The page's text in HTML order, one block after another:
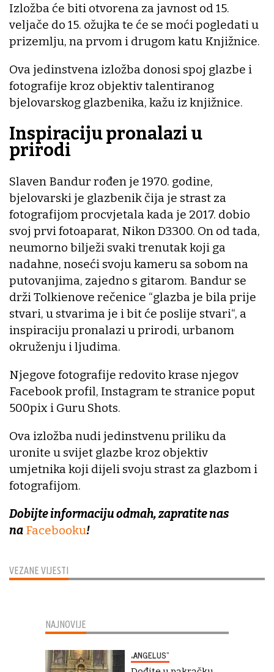
VEZANE VIJESTI
Izložba će biti otvorena za javnost od 15.
veljače do 15. ožujka te će se moći pogledati u
prizemlju, na prvom i drugom katu Knjižnice.
Ova jedinstvena izložba donosi spoj glazbe i
fotografije kroz objektiv talentiranog
bjelovarskog glazbenika, kažu iz knjižnice.
Inspiraciju pronalazi u
prirodi
Slaven Bandur rođen je 1970. godine,
bjelovarski je glazbenik čija je strast za
fotografijom procvjetala kada je 2017. dobio
svoj prvi fotoaparat, Nikon D3300. On od tada,
neumorno bilježi svaki trenutak koji ga
nadahne, noseći svoju kameru sa sobom na
putovanjima, zajedno s gitarom. Bandur se
drži Tolkienove rečenice “glazba je bila prije
stvari, u stvarima je i bit će poslije stvari“, a
inspiraciju pronalazi u prirodi, urbanom
okruženju i ljudima.
Njegove fotografije redovito krase njegov
Facebook profil, Instagram te stranice poput
500pix i Guru Shots.
Ova izložba nudi jedinstvenu priliku da
uronite u svijet glazbe kroz objektiv
umjetnika koji dijeli svoju strast za glazbom i
fotografijom.
Dobijte informaciju odmah, zapratite nas
na Facebooku!
NAJNOVIJE
„ANGELUS“